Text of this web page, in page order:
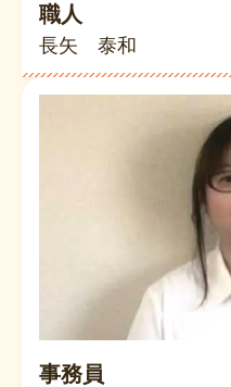
職人
長矢 泰和
事務員